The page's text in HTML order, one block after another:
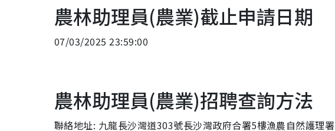
農林助理員(農業)截止申請日期
07/03/2025 23:59:00
農林助理員(農業)招聘查詢方法
聯絡地址: 九龍長沙灣道303號長沙灣政府合署5樓漁農自然護理署